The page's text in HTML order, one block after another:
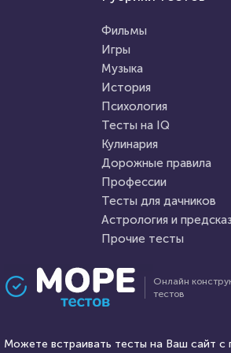
живопись, скульптура,
музыка. Какие тайны его
великих творцов вам
Пройти тест
17 декабря 2021 6893
голливудских звёзд?
Тест: Мизантроп ли вы?
27 августа 2020
Проходили 961 раз
Старорусские слова,
Онлайн
тестов
Можете встраивать тесты на Ваш сайт
Фильмы
Игры
Музыка
История
Психология
Тесты на IQ
Кулинария
Дорожные правила
Профессии
Тесты для дачников
Астрология и
Прочие тесты